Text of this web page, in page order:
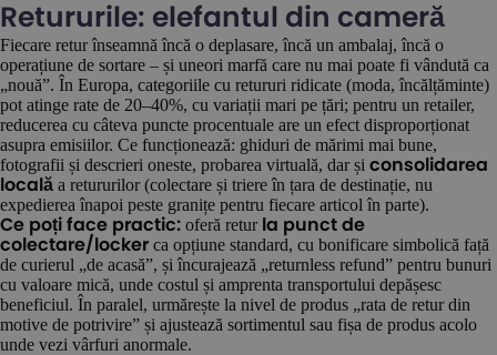
Retururile: elefantul din cameră
Fiecare retur înseamnă încă o deplasare, încă un ambalaj, încă o
operațiune de sortare – și uneori marfă care nu mai poate fi vândută ca
„nouă”. În Europa, categoriile cu retururi ridicate (moda, încălțăminte)
pot atinge rate de 20–40%, cu variații mari pe țări; pentru un retailer,
reducerea cu câteva puncte procentuale are un efect disproporționat
asupra emisiilor. Ce funcționează: ghiduri de mărimi mai bune,
fotografii și descrieri oneste, probarea virtuală, dar și consolidarea
locală a retururilor (colectare și triere în țara de destinație, nu
expedierea înapoi peste granițe pentru fiecare articol în parte).
Ce poți face practic: oferă retur la punct de
colectare/locker ca opțiune standard, cu bonificare simbolică față
de curierul „de acasă”, și încurajează „returnless refund” pentru bunuri
cu valoare mică, unde costul și amprenta transportului depășesc
beneficiul. În paralel, urmărește la nivel de produs „rata de retur din
motive de potrivire” și ajustează sortimentul sau fișa de produs acolo
unde vezi vârfuri anormale.